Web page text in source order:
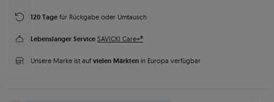
120 Tage für Rückgabe oder Umtausch
Lebenslanger Service SAVICKI Care+®
Unsere Marke ist auf vielen Märkten in Europa verfügbar